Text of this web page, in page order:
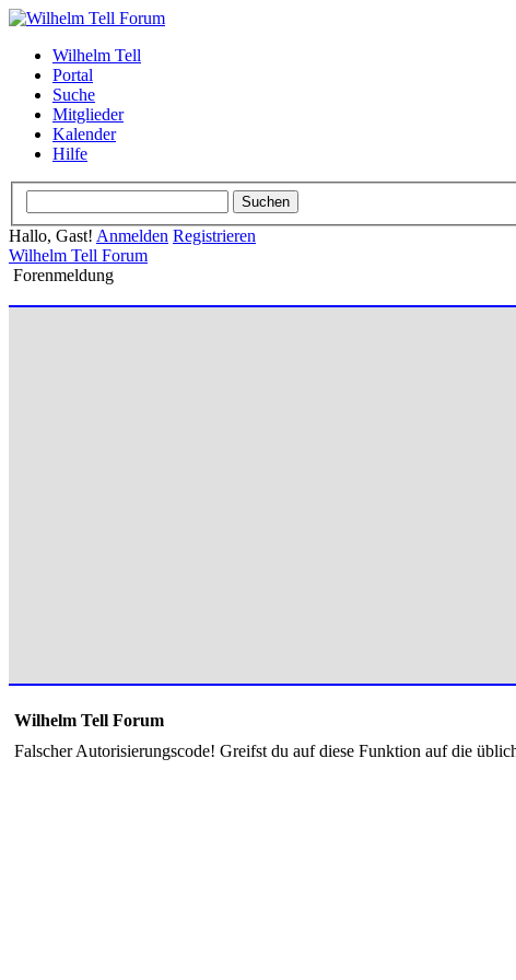
Wilhelm Tell
Portal
Suche
Mitglieder
Kalender
Hilfe
Hallo, Gast! Anmelden Registrieren
Wilhelm Tell Forum
Forenmeldung
Wilhelm Tell Forum
Falscher Autorisierungscode! Greifst du auf diese Funktion auf die